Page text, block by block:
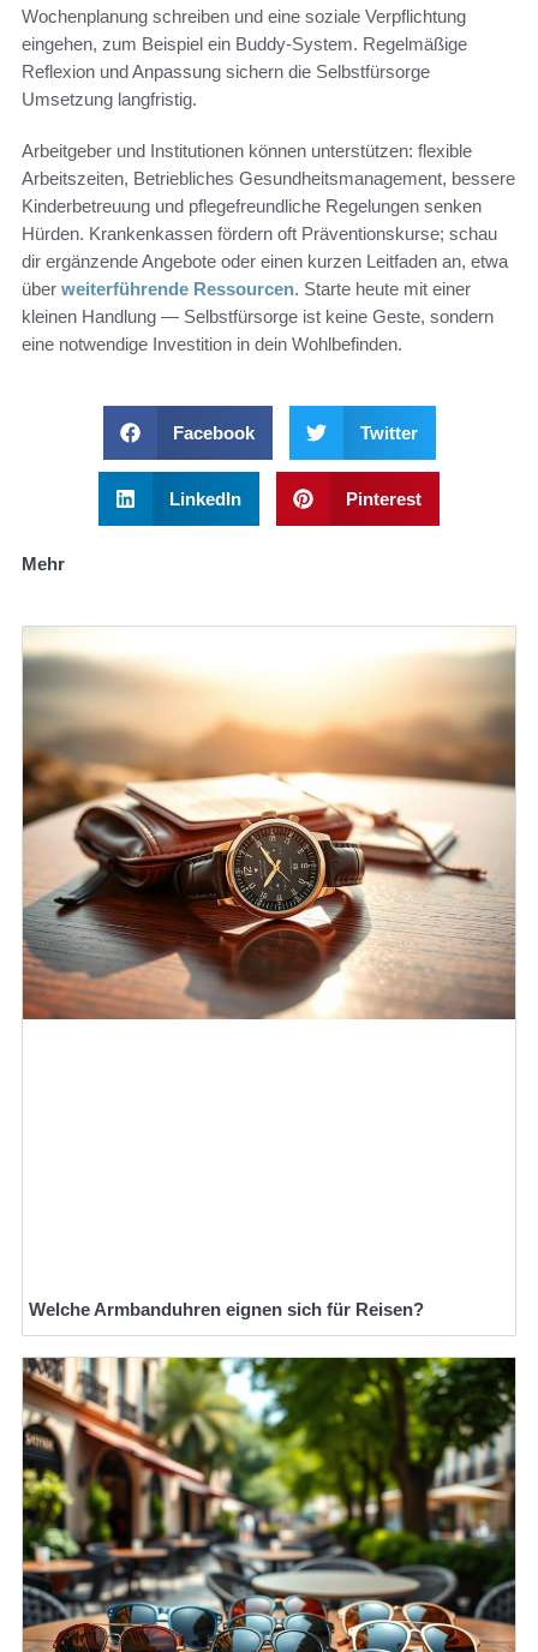
Wochenplanung schreiben und eine soziale Verpflichtung
eingehen, zum Beispiel ein Buddy-System. Regelmäßige
Reflexion und Anpassung sichern die Selbstfürsorge
Umsetzung langfristig.
Arbeitgeber und Institutionen können unterstützen: flexible
Arbeitszeiten, Betriebliches Gesundheitsmanagement, bessere
Kinderbetreuung und pflegefreundliche Regelungen senken
Hürden. Krankenkassen fördern oft Präventionskurse; schau
dir ergänzende Angebote oder einen kurzen Leitfaden an, etwa
über weiterführende Ressourcen. Starte heute mit einer
kleinen Handlung — Selbstfürsorge ist keine Geste, sondern
eine notwendige Investition in dein Wohlbefinden.
Facebook Twitter
LinkedIn Pinterest
Mehr
Welche Armbanduhren eignen sich für Reisen?